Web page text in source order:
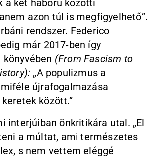
a két háború közötti
azon túl is megfigyelhető”.
rendszer. Federico
már 2017-ben így
(From Fascism to
„A populizmus a
újrafogalmazása
között.”
interjúiban ön­kritikára utal. „El
a múltat, ami természetes
s nem vettem eléggé